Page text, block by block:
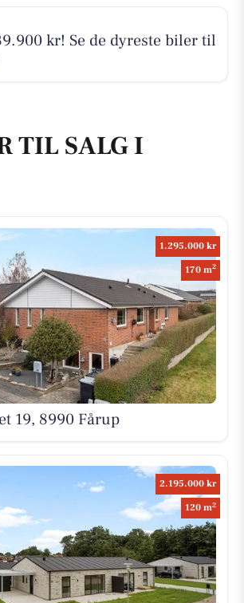
kr! Se de dyreste biler til
TIL SALG I
1.295.000 kr
170 m2
19, 8990 Fårup
2.195.000 kr
120 m2